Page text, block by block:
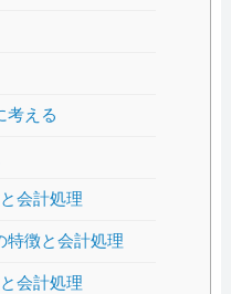
考える
会計処理
特徴と会計処理
会計処理